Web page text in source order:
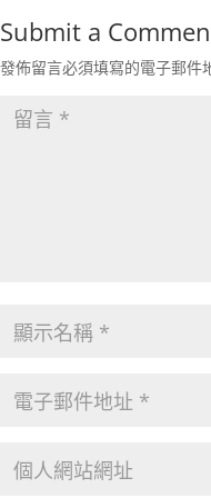
Submit a
發佈留言必須填寫的電子郵件